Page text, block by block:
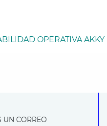
OPERATIVA AKKY
UN CORREO